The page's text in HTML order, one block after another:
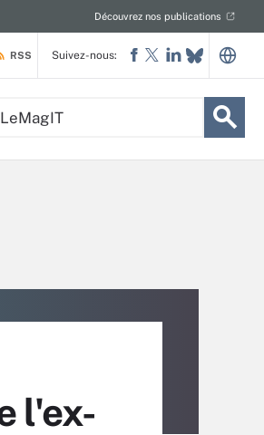
Découvrez nos publications
RSS Suivez-nous:
l'ex-